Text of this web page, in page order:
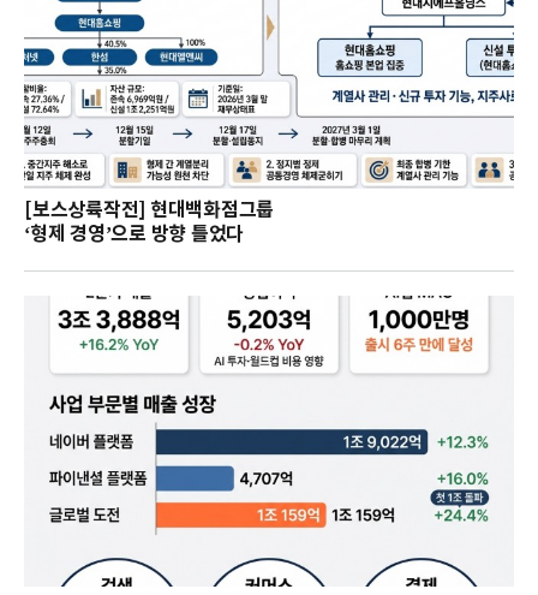
[보스상륙작전] 현대백화점그룹
‘형제 경영’으로 방향 틀었다